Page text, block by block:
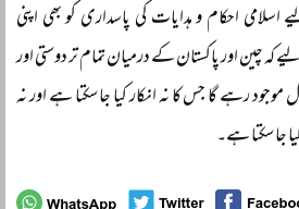
احکام و ہدایات کی پاسداری کو بھی اپنی
لیے کہ چین اور پاکستان کے درمیان تمام تر دوستی اور
موجود رہے گا جس کا نہ انکار کیا جا سکتا ہے اور نہ
جا سکتا ہے۔